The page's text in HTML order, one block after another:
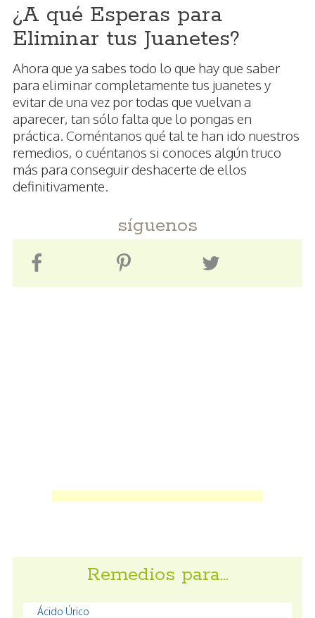
¿A qué Esperas para
Eliminar tus Juanetes?
Ahora que ya sabes todo lo que hay que saber
para eliminar completamente tus juanetes y
evitar de una vez por todas que vuelvan a
aparecer, tan sólo falta que lo pongas en
práctica. Coméntanos qué tal te han ido nuestros
remedios, o cuéntanos si conoces algún truco
más para conseguir deshacerte de ellos
definitivamente.
síguenos
Remedios para…
Ácido Úrico